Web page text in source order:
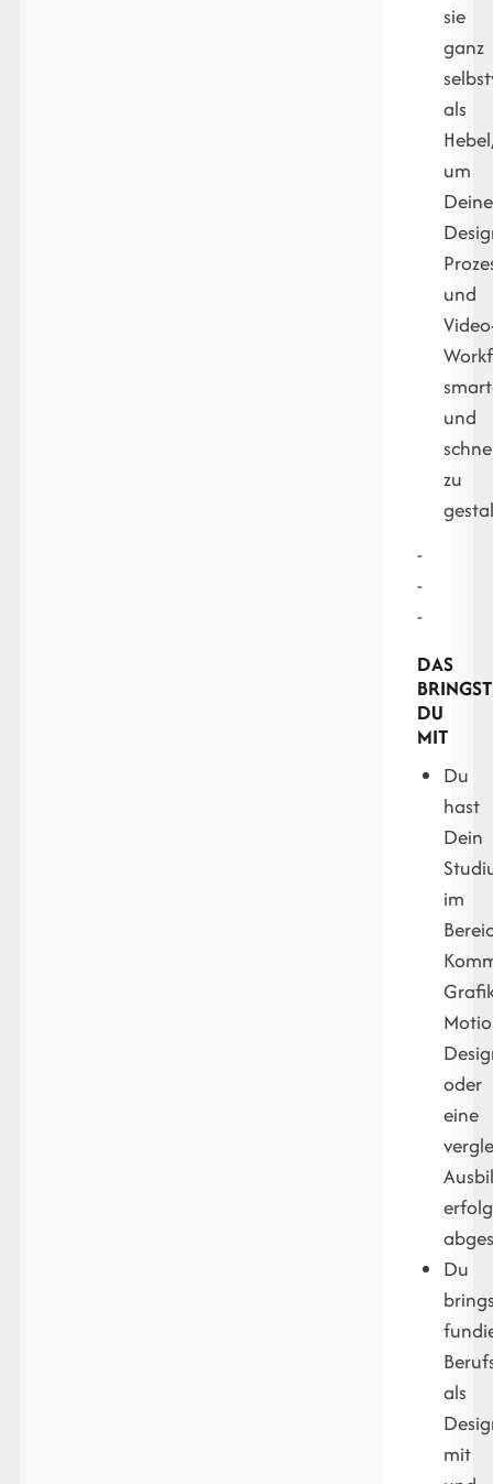
sie
ganz
als
um
Deine
und
und
zu
-
-
-
DAS
BRINGST
DU
MIT
Du
hast
Dein
im
oder
eine
Du
als
mit